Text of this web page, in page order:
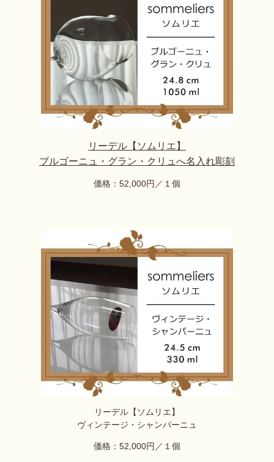
リーデル【ソムリエ】
ブルゴーニュ・グラン・クリュ へ名入れ彫刻
価格：52,000円／１個
リーデル【ソムリエ】
ヴィンテージ・シャンパーニュ
価格：52,000円／１個